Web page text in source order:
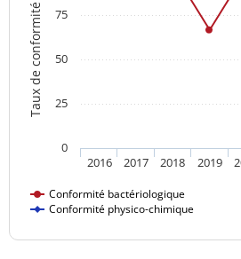
Taux de conformité
Conformité bactériologique
Conformité physico-chimique
2016 2017 2018 2019
0
25
50
75